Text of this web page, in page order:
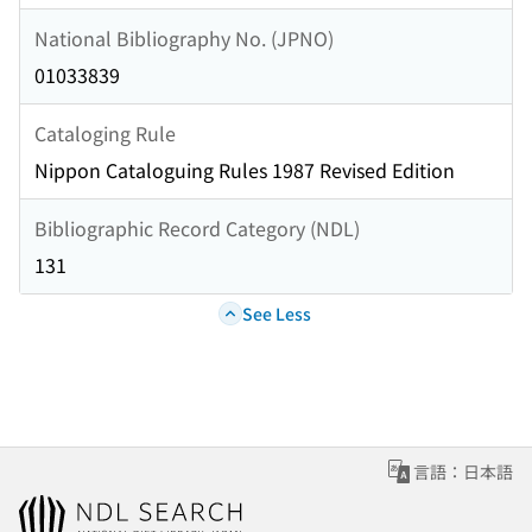
National Bibliography No. (JPNO)
01033839
Cataloging Rule
Nippon Cataloguing Rules 1987 Revised Edition
Bibliographic Record Category (NDL)
131
See Less
言語：日本語